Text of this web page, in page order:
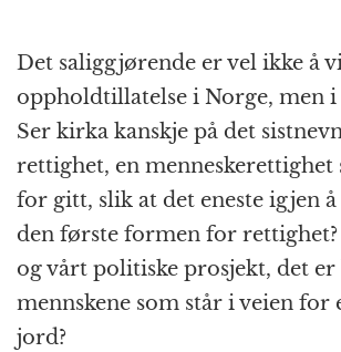
Det saliggjørende er vel ikke å
oppholdtillatelse i Norge, men
Ser kirka kanskje på det
rettighet, en menneskerettighet
for gitt, slik at det eneste igjen
den første formen for
og vårt politiske prosjekt, det er
mennskene som står i veien for
jord?